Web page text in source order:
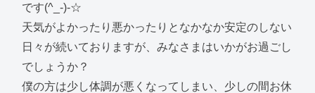
です(^_-)-☆
天気がよかったり悪かったりとなかなか安定のしない
日々が続いておりますが、みなさまはいかがお過ごし
でしょうか？
僕の方は少し体調が悪くなってしまい、少しの間お休